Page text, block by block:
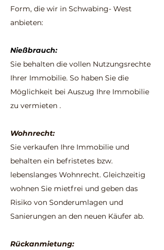
Form, die wir in Schwabing- West
anbieten:
Nießbrauch:
Sie behalten die vollen Nutzungsrechte
Ihrer Immobilie. So haben Sie die
Möglichkeit bei Auszug Ihre Immobilie
zu vermieten .
Wohnrecht:
Sie verkaufen Ihre Immobilie und
behalten ein befristetes bzw.
lebenslanges Wohnrecht. Gleichzeitig
wohnen Sie mietfrei und geben das
Risiko von Sonderumlagen und
Sanierungen an den neuen Käufer ab.
Rückanmietung: